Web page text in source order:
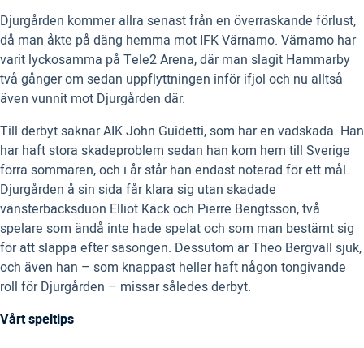
Djurgården kommer allra senast från en överraskande förlust,
då man åkte på däng hemma mot IFK Värnamo. Värnamo har
varit lyckosamma på Tele2 Arena, där man slagit Hammarby
två gånger om sedan uppflyttningen inför ifjol och nu alltså
även vunnit mot Djurgården där.
Till derbyt saknar AIK John Guidetti, som har en vadskada. Han
har haft stora skadeproblem sedan han kom hem till Sverige
förra sommaren, och i år står han endast noterad för ett mål.
Djurgården å sin sida får klara sig utan skadade
vänsterbacksduon Elliot Käck och Pierre Bengtsson, två
spelare som ändå inte hade spelat och som man bestämt sig
för att släppa efter säsongen. Dessutom är Theo Bergvall sjuk,
och även han – som knappast heller haft någon tongivande
roll för Djurgården – missar således derbyt.
Vårt speltips